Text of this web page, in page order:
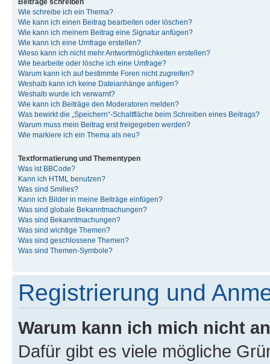
Beiträge schreiben
Wie schreibe ich ein Thema?
Wie kann ich einen Beitrag bearbeiten oder löschen?
Wie kann ich meinem Beitrag eine Signatur anfügen?
Wie kann ich eine Umfrage erstellen?
Wieso kann ich nicht mehr Antwortmöglichkeiten erstellen?
Wie bearbeite oder lösche ich eine Umfrage?
Warum kann ich auf bestimmte Foren nicht zugreifen?
Weshalb kann ich keine Dateianhänge anfügen?
Weshalb wurde ich verwarnt?
Wie kann ich Beiträge den Moderatoren melden?
Was bewirkt die „Speichern“-Schaltfläche beim Schreiben eines Beitrags?
Warum muss mein Beitrag erst freigegeben werden?
Wie markiere ich ein Thema als neu?
Textformatierung und Thementypen
Was ist BBCode?
Kann ich HTML benutzen?
Was sind Smilies?
Kann ich Bilder in meine Beiträge einfügen?
Was sind globale Bekanntmachungen?
Was sind Bekanntmachungen?
Was sind wichtige Themen?
Was sind geschlossene Themen?
Was sind Themen-Symbole?
Registrierung und
Warum kann ich mich nicht
Dafür gibt es viele mögliche